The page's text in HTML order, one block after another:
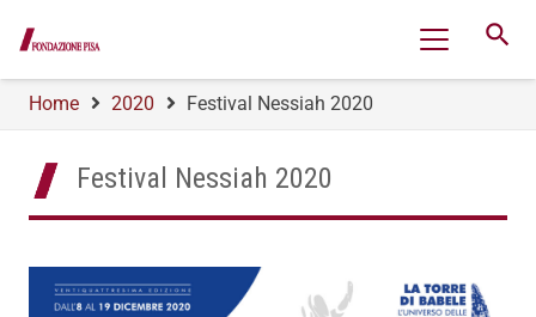
search
Home 2020 Festival Nessiah 2020
Festival Nessiah 2020